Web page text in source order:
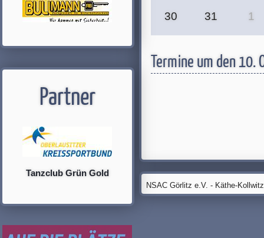
30 31 1
Termine um den
NSAC Görlitz e.V. - Käthe-
Partner
Tanzclub Grün Gold